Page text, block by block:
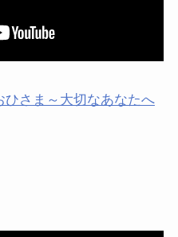
さま～大切なあなたへ